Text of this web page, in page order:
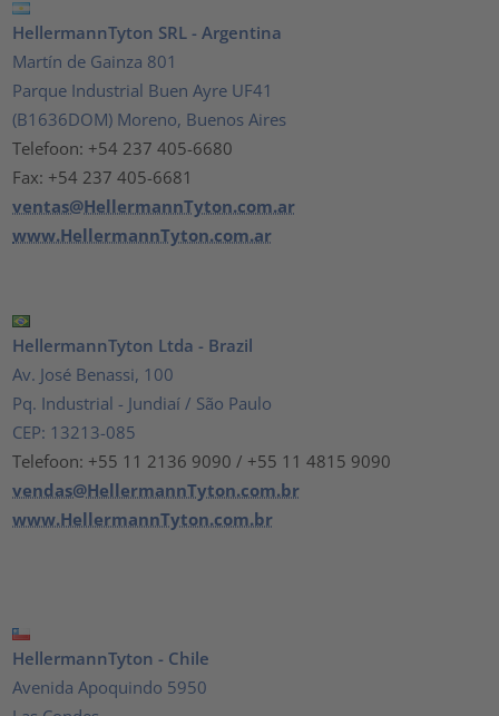
HellermannTyton SRL - Argentina
Martín de Gainza 801
Parque Industrial Buen Ayre UF41
(B1636DOM) Moreno, Buenos Aires
Telefoon: +54 237 405-6680
Fax: +54 237 405-6681
ventas@HellermannTyton.com.ar
www.HellermannTyton.com.ar
HellermannTyton Ltda - Brazil
Av. José Benassi, 100
Pq. Industrial - Jundiaí / São Paulo
CEP: 13213-085
Telefoon: +55 11 2136 9090 / +55 11 4815 9090
vendas@HellermannTyton.com.br
www.HellermannTyton.com.br
HellermannTyton - Chile
Avenida Apoquindo 5950